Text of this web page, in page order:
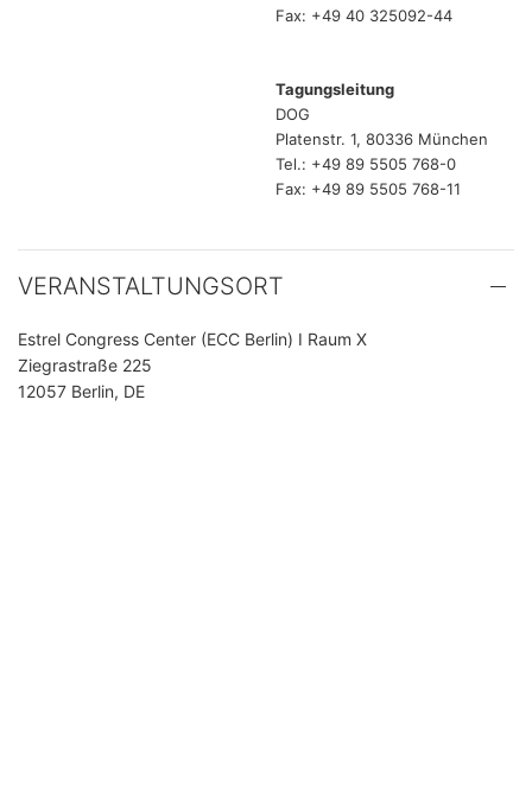
Fax: +49 40 325092-44
Tagungsleitung
DOG
Platenstr. 1, 80336 München
Tel.: +49 89 5505 768-0
Fax: +49 89 5505 768-11
VERANSTALTUNGSORT
Estrel Congress Center (ECC Berlin) I Raum X
Ziegrastraße 225
12057 Berlin, DE